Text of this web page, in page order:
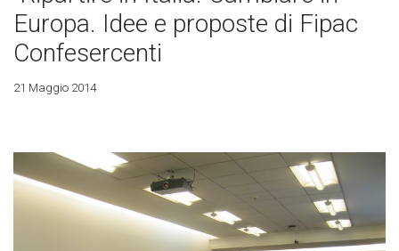
Europa. Idee e proposte di Fipac
Confesercenti
21 Maggio 2014